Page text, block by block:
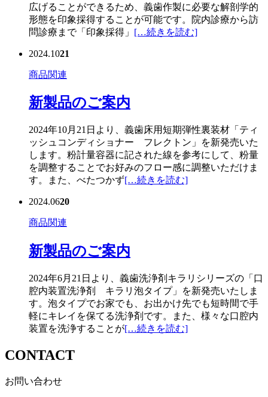
広げることができるため、義歯作製に必要な解剖学的
形態を印象採得することが可能です。院内診療から訪
問診療まで「印象採得」 […続きを読む]
2024.1021
商品関連
新製品のご案内
2024年10月21日より、義歯床用短期弾性裏装材「ティ
ッシュコンディショナー フレクトン」を新発売いた
します。粉計量容器に記された線を参考にして、粉量
を調整することでお好みのフロー感に調整いただけま
す。また、べたつかず[…続きを読む]
2024.0620
商品関連
新製品のご案内
2024年6月21日より、義歯洗浄剤キラリシリーズの「口
腔内装置洗浄剤 キラリ泡タイプ」を新発売いたしま
す。泡タイプでお家でも、お出かけ先でも短時間で手
軽にキレイを保てる洗浄剤です。また、様々な口腔内
装置を洗浄することが[…続きを読む]
CONTACT
お問い合わせ